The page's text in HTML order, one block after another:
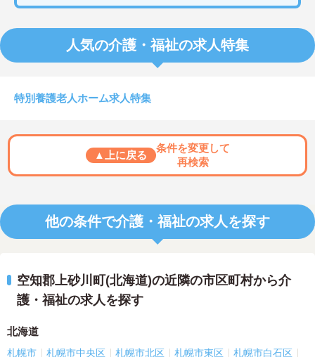
人気の介護・福祉の求人特集
特別養護老人ホーム求人特集
▲上に戻る
条件を変更して
再検索
他の条件で介護・福祉の求人を探す
空知郡上砂川町(北海道)の近隣の市区町村から介
護・福祉の求人を探す
北海道
札幌市 札幌市中央区 札幌市北区 札幌市東区 札幌市白石区